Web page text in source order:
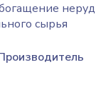
сырья